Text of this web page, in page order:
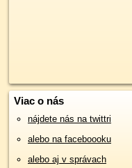
Viac o nás
nájdete nás na twittri
alebo na faceboooku
alebo aj v správach